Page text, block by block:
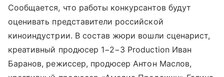
Сообщается, что работы конкурсантов будут
оценивать представители российской
киноиндустрии. В состав жюри вошли сценарист,
креативный продюсер 1−2−3 Production Иван
Баранов, режиссер, продюсер Антон Маслов,